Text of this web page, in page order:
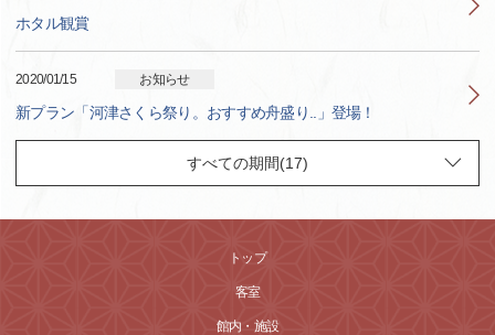
ホタル観賞
2020/01/15 お知らせ
新プラン「河津さくら祭り。おすすめ舟盛り..」登場！
トップ
客室
館内・施設